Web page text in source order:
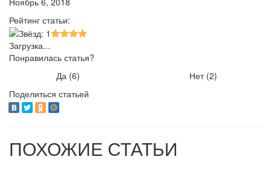
Рейтинг статьи:
Загрузка...
Понравилась статья?
Да (6) Нет (2)
Поделиться статьей
ПОХОЖИЕ СТАТЬИ